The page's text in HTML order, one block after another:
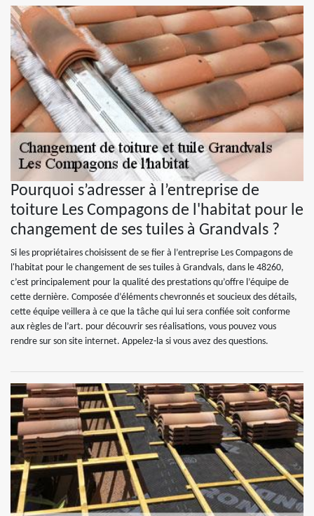
Pourquoi s’adresser à l’entreprise de
toiture Les Compagons de l'habitat pour le
changement de ses tuiles à Grandvals ?
Si les propriétaires choisissent de se fier à l’entreprise Les Compagons de
l'habitat pour le changement de ses tuiles à Grandvals, dans le 48260,
c’est principalement pour la qualité des prestations qu’offre l’équipe de
cette dernière. Composée d’éléments chevronnés et soucieux des détails,
cette équipe veillera à ce que la tâche qui lui sera confiée soit conforme
aux règles de l’art. pour découvrir ses réalisations, vous pouvez vous
rendre sur son site internet. Appelez-la si vous avez des questions.